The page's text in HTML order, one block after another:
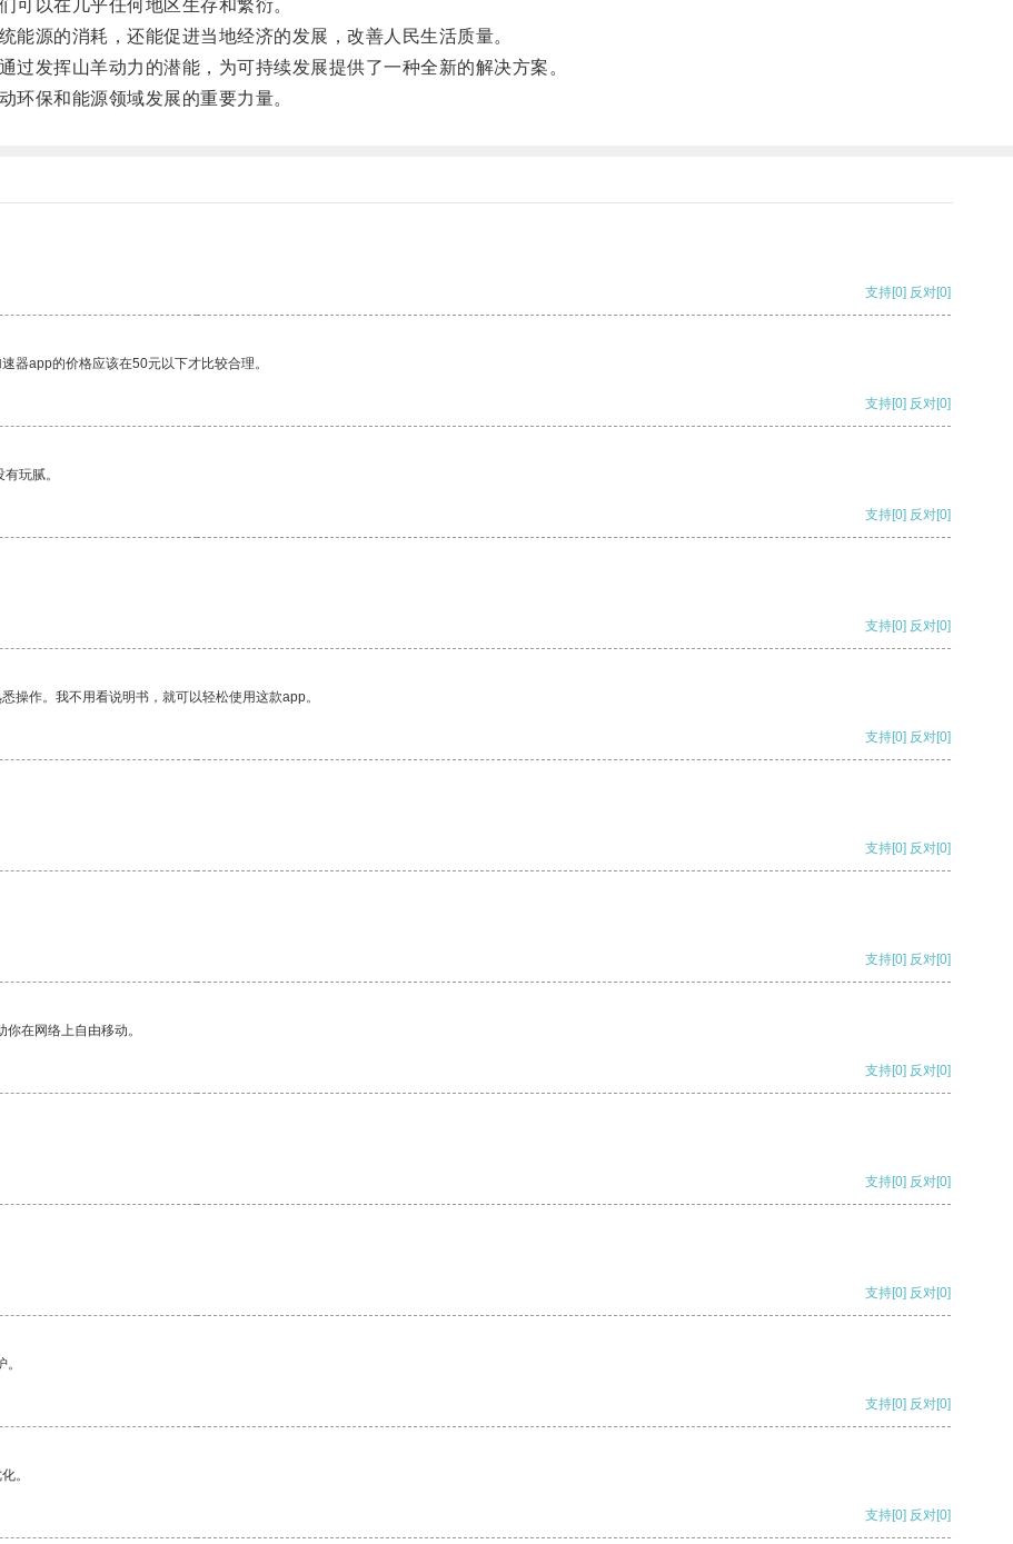
以在几乎任何地区生存和繁衍。
源的消耗，还能促进当地经济的发展，改善人民生活质量。
发挥山羊动力的潜能，为可持续发展提供了一种全新的解决方案。
保和能源领域发展的重要力量。
支持[0] 反对[0]
器app的价格应该在50元以下才比较合理。
支持[0] 反对[0]
玩腻。
支持[0] 反对[0]
支持[0] 反对[0]
操作。我不用看说明书，就可以轻松使用这款app。
支持[0] 反对[0]
支持[0] 反对[0]
支持[0] 反对[0]
在网络上自由移动。
支持[0] 反对[0]
支持[0] 反对[0]
支持[0] 反对[0]
支持[0] 反对[0]
。
支持[0] 反对[0]